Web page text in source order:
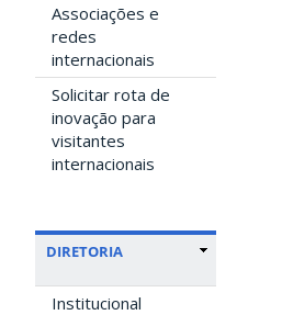
Associações e
redes
internacionais
Solicitar rota de
inovação para
visitantes
internacionais
DIRETORIA
Institucional